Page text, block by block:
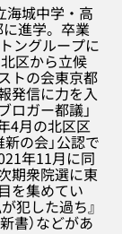
海城中学・高
進学。卒業
ングループに
区から立候
トの会東京都
発信に力を入
ロガー都議」
4月の北区区
の会」公認で
年11月に同
期衆院選に東
を集めてい
犯した過ち』
書）などがあ